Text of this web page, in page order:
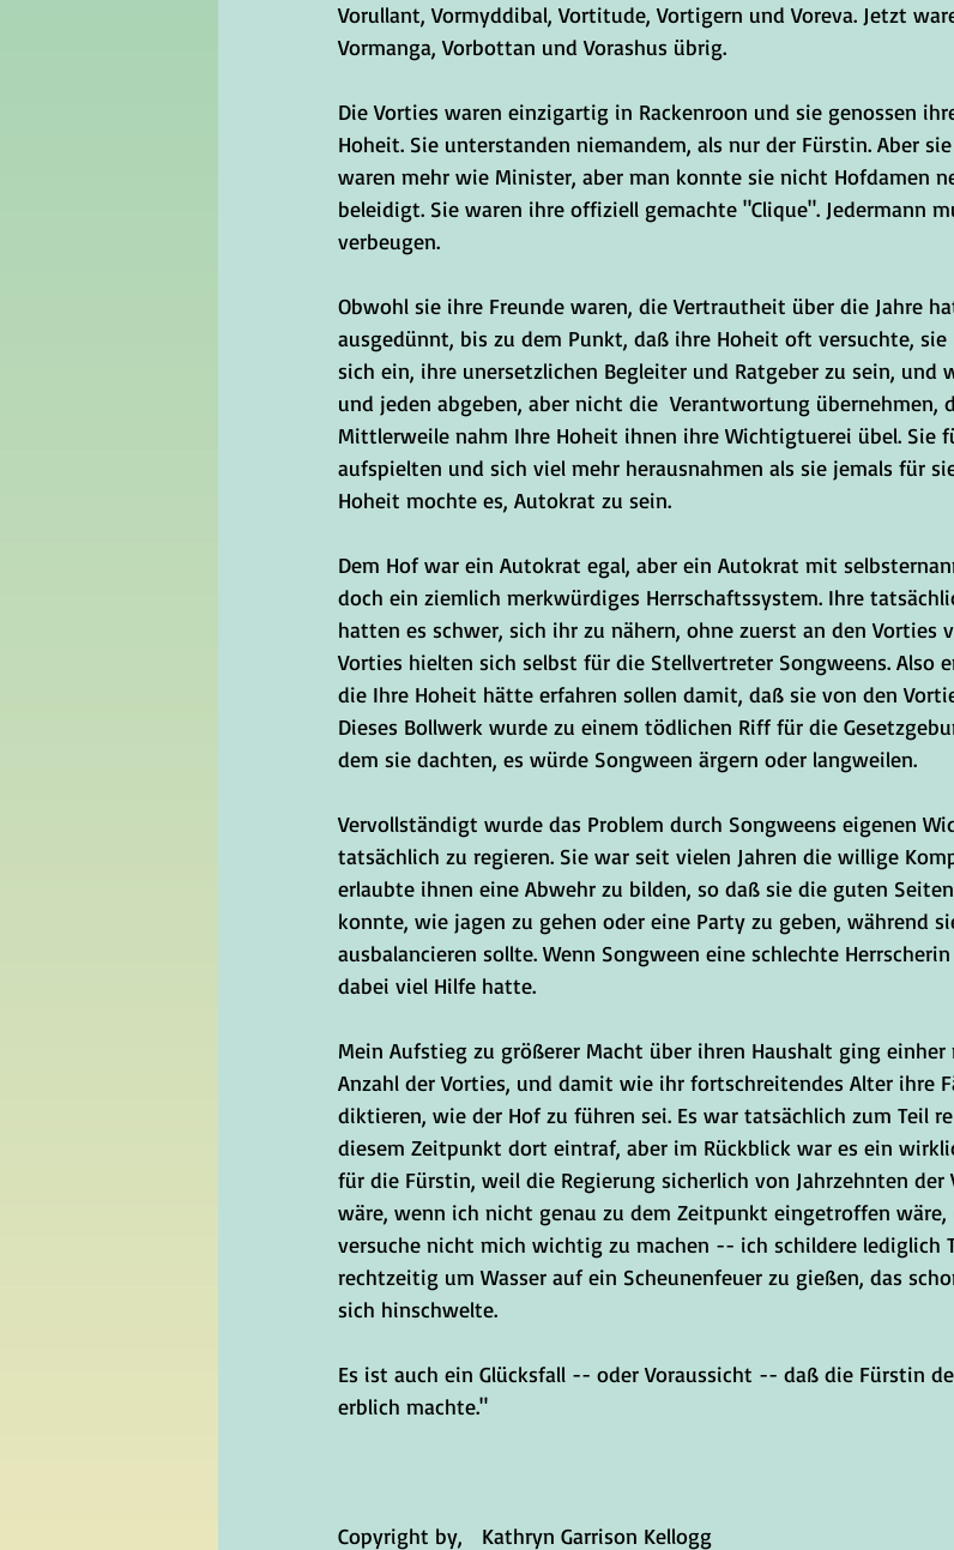
Vorullant, Vormyddibal, Vortitude, Vortigern und Voreva. Jetzt
Vormanga, Vorbottan und Vorashus übrig.
Die Vorties waren einzigartig in Rackenroon und sie genossen
Hoheit. Sie unterstanden niemandem, als nur der Fürstin. Aber
waren mehr wie Minister, aber man konnte sie nicht Hofdamen
beleidigt. Sie waren ihre offiziell gemachte "Clique". Jedermann
verbeugen.
Obwohl sie ihre Freunde waren, die Vertrautheit über die Jahre
ausgedünnt, bis zu dem Punkt, daß ihre Hoheit oft versuchte, sie
sich ein, ihre unersetzlichen Begleiter und Ratgeber zu sein, und
und jeden abgeben, aber nicht die  Verantwortung übernehmen,
Mittlerweile nahm Ihre Hoheit ihnen ihre Wichtigtuerei übel. Sie
aufspielten und sich viel mehr herausnahmen als sie jemals für
Hoheit mochte es, Autokrat zu sein.
Dem Hof war ein Autokrat egal, aber ein Autokrat mit
doch ein ziemlich merkwürdiges Herrschaftssystem. Ihre
hatten es schwer, sich ihr zu nähern, ohne zuerst an den Vorties
Vorties hielten sich selbst für die Stellvertreter Songweens. Also
die Ihre Hoheit hätte erfahren sollen damit, daß sie von den
Dieses Bollwerk wurde zu einem tödlichen Riff für die
dem sie dachten, es würde Songween ärgern oder langweilen.
Vervollständigt wurde das Problem durch Songweens eigenen
tatsächlich zu regieren. Sie war seit vielen Jahren die willige
erlaubte ihnen eine Abwehr zu bilden, so daß sie die guten
konnte, wie jagen zu gehen oder eine Party zu geben, während
ausbalancieren sollte. Wenn Songween eine schlechte
dabei viel Hilfe hatte.
Mein Aufstieg zu größerer Macht über ihren Haushalt ging
Anzahl der Vorties, und damit wie ihr fortschreitendes Alter ihre
diktieren, wie der Hof zu führen sei. Es war tatsächlich zum Teil
diesem Zeitpunkt dort eintraf, aber im Rückblick war es ein
für die Fürstin, weil die Regierung sicherlich von Jahrzehnten der
wäre, wenn ich nicht genau zu dem Zeitpunkt eingetroffen wäre,
versuche nicht mich wichtig zu machen -- ich schildere lediglich
rechtzeitig um Wasser auf ein Scheunenfeuer zu gießen, das
sich hinschwelte.
Es ist auch ein Glücksfall -- oder Voraussicht -- daß die Fürstin
erblich machte."
Copyright by, 	Kathryn Garrison Kellogg